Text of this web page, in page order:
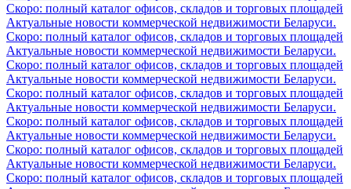
Скоро: полный каталог офисов, складов и торговых площадей
Актуальные новости коммерческой недвижимости Беларуси.
Скоро: полный каталог офисов, складов и торговых площадей
Актуальные новости коммерческой недвижимости Беларуси.
Скоро: полный каталог офисов, складов и торговых площадей
Актуальные новости коммерческой недвижимости Беларуси.
Скоро: полный каталог офисов, складов и торговых площадей
Актуальные новости коммерческой недвижимости Беларуси.
Скоро: полный каталог офисов, складов и торговых площадей
Актуальные новости коммерческой недвижимости Беларуси.
Скоро: полный каталог офисов, складов и торговых площадей
Актуальные новости коммерческой недвижимости Беларуси.
Скоро: полный каталог офисов, складов и торговых площадей